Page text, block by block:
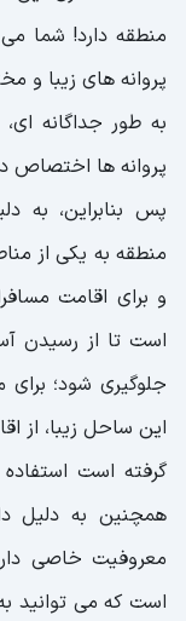
پروانه های زیبا و
به طور جداگانه
پروانه ها اختصاص
پس بنابراین، به
منطقه به یکی از
و برای اقامت
است تا از رسیدن
جلوگیری شود؛ برای
این ساحل زیبا، از
گرفته است
همچنین به دلیل
معروفیت خاصی
است که می توانید